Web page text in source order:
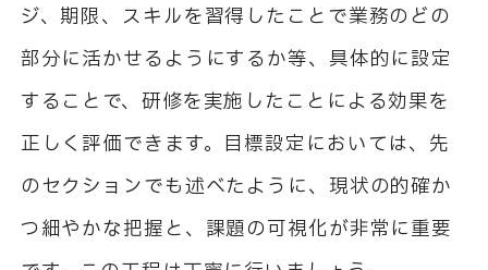
ジ、期限、スキルを習得したことで業務のどの
部分に活かせるようにするか等、具体的に設定
することで、研修を実施したことによる効果を
正しく評価できます。目標設定においては、先
のセクションでも述べたように、現状の的確か
つ細やかな把握と、課題の可視化が非常に重要